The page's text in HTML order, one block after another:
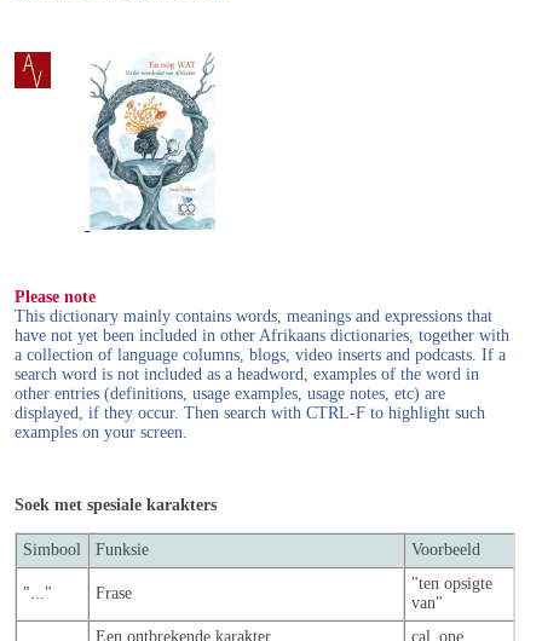
Please note
This dictionary mainly contains words, meanings and expressions that
have not yet been included in other Afrikaans dictionaries, together with
a collection of language columns, blogs, video inserts and podcasts. If a
search word is not included as a headword, examples of the word in
other entries (definitions, usage examples, usage notes, etc) are
displayed, if they occur. Then search with CTRL-F to highlight such
examples on your screen.
Soek met spesiale karakters
Simbool Funksie Voorbeeld
"..." Frase
"ten opsigte
van"
Een ontbrekende karakter cal_one